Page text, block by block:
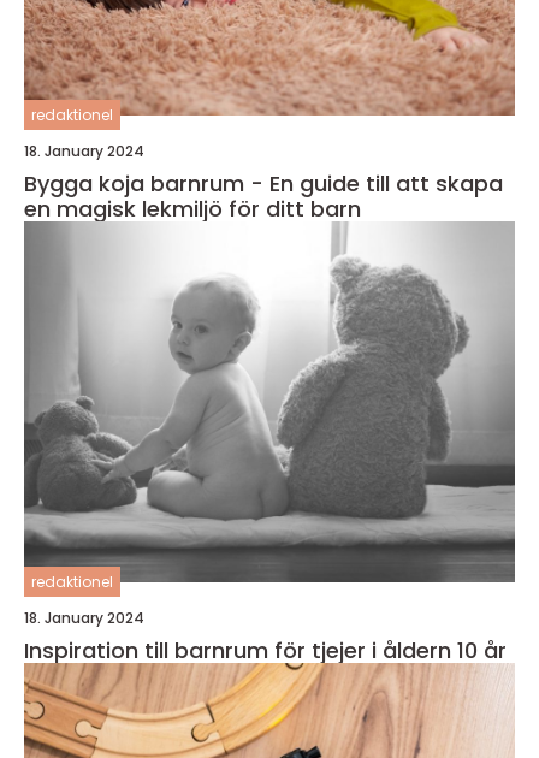
redaktionel
18. January 2024
Bygga koja barnrum - En guide till att skapa
en magisk lekmiljö för ditt barn
redaktionel
18. January 2024
Inspiration till barnrum för tjejer i åldern 10 år